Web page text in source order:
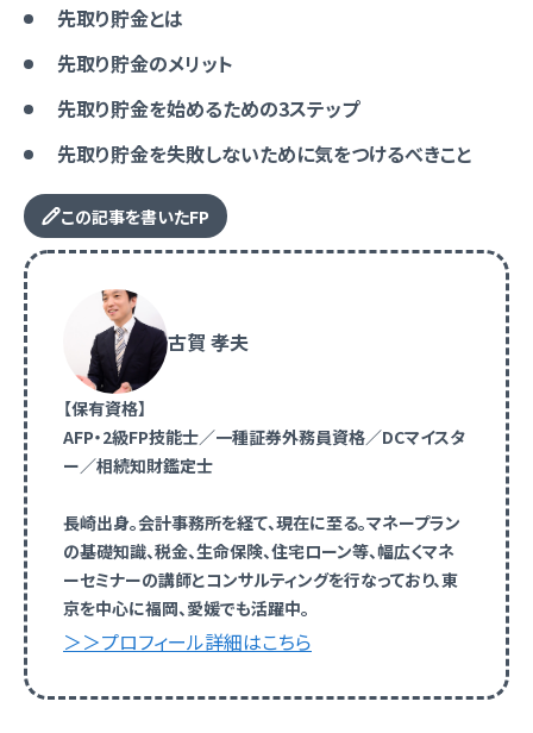
先取り貯金とは
先取り貯金のメリット
先取り貯金を始めるための3ステップ
先取り貯金を失敗しないために気をつけるべきこと
この記事を書いたFP
古賀 孝夫
【保有資格】
AFP・2級FP技能士／一種証券外務員資格／DCマイスタ
ー／相続知財鑑定士
長崎出身。会計事務所を経て、現在に至る。マネープラン
の基礎知識、税金、生命保険、住宅ローン等、幅広くマネ
ーセミナーの講師とコンサルティングを行なっており、東
京を中心に福岡、愛媛でも活躍中。
＞＞プロフィール詳細はこちら